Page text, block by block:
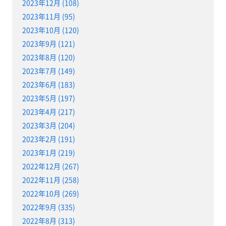
2023年12月 (108)
2023年11月 (95)
2023年10月 (120)
2023年9月 (121)
2023年8月 (120)
2023年7月 (149)
2023年6月 (183)
2023年5月 (197)
2023年4月 (217)
2023年3月 (204)
2023年2月 (191)
2023年1月 (219)
2022年12月 (267)
2022年11月 (258)
2022年10月 (269)
2022年9月 (335)
2022年8月 (313)